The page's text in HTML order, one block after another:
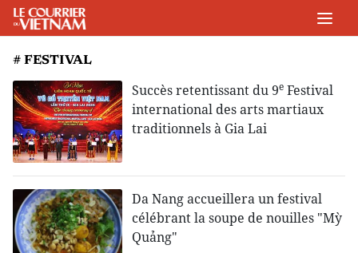
# FESTIVAL
Succès retentissant du 9e Festival
international des arts martiaux
traditionnels à Gia Lai
Da Nang accueillera un festival
célébrant la soupe de nouilles "Mỳ
Quảng"